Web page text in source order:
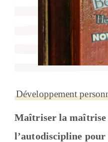
Développement
Maîtriser la maîtrise
l’autodiscipline pour